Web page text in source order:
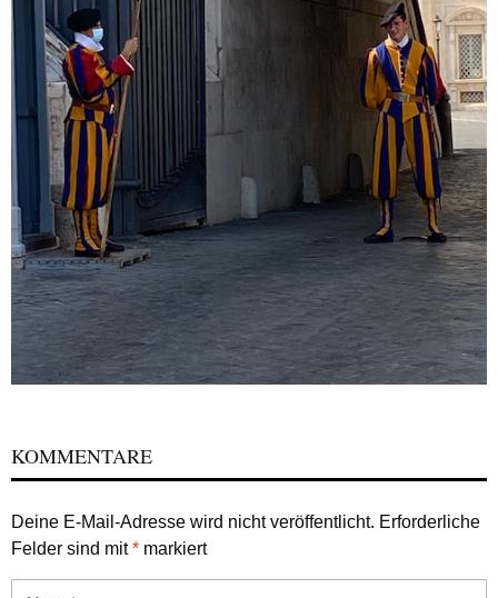
KOMMENTARE
Deine E-Mail-Adresse wird nicht veröffentlicht. Erforderliche
Felder sind mit* markiert